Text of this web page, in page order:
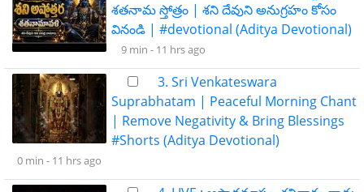
శతనామ స్తోత్రం | శని దేవుని అనుగ్రహం కోసం
వినండి | #devotional (Aditya Devotional)
9 min - 11 hrs ago
3. Sri Venkateswara
Suprabhatam | Peaceful Morning Chant
| Remove Negativity & Bring Blessings
#Shorts (Aditya Devotional)
0 min - 11 hrs ago